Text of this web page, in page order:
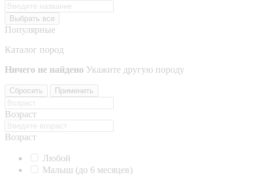
Выбрать все
Популярные
Каталог пород
Ничего не найдено Укажите другую породу
Сбросить Применить
Возраст
Возраст
Любой
Малыш (до 6 месяцев)